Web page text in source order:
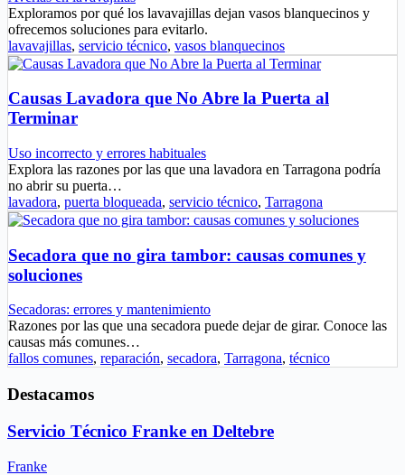
Exploramos por qué los lavavajillas dejan vasos blanquecinos y
ofrecemos soluciones para evitarlo.
lavavajillas, servicio técnico, vasos blanquecinos
Causas Lavadora que No Abre la Puerta al
Terminar
Uso incorrecto y errores habituales
Explora las razones por las que una lavadora en Tarragona podría
no abrir su puerta…
lavadora, puerta bloqueada, servicio técnico, Tarragona
Secadora que no gira tambor: causas comunes y
soluciones
Secadoras: errores y mantenimiento
Razones por las que una secadora puede dejar de girar. Conoce las
causas más comunes…
fallos comunes, reparación, secadora, Tarragona, técnico
Destacamos
Servicio Técnico Franke en Deltebre
Franke